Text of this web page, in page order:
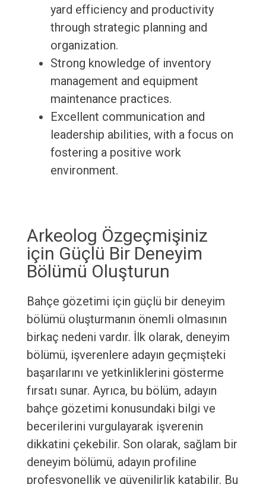
yard efficiency and productivity
through strategic planning and
organization.
Strong knowledge of inventory
management and equipment
maintenance practices.
Excellent communication and
leadership abilities, with a focus on
fostering a positive work
environment.
Arkeolog Özgeçmişiniz
için Güçlü Bir Deneyim
Bölümü Oluşturun
Bahçe gözetimi için güçlü bir deneyim
bölümü oluşturmanın önemli olmasının
birkaç nedeni vardır. İlk olarak, deneyim
bölümü, işverenlere adayın geçmişteki
başarılarını ve yetkinliklerini gösterme
fırsatı sunar. Ayrıca, bu bölüm, adayın
bahçe gözetimi konusundaki bilgi ve
becerilerini vurgulayarak işverenin
dikkatini çekebilir. Son olarak, sağlam bir
deneyim bölümü, adayın profiline
profesyonellik ve güvenilirlik katabilir. Bu